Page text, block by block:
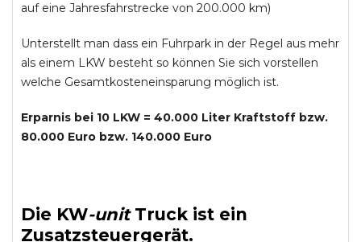
auf eine Jahresfahrstrecke von 200.000 km)
Unterstellt man dass ein Fuhrpark in der Regel aus mehr
als einem LKW besteht so können Sie sich vorstellen
welche Gesamtkosteneinsparung möglich ist.
Erparnis bei 10 LKW = 40.000 Liter Kraftstoff bzw.
80.000 Euro bzw. 140.000 Euro
Die KW-unit Truckist ein
Zusatzsteuergerät.